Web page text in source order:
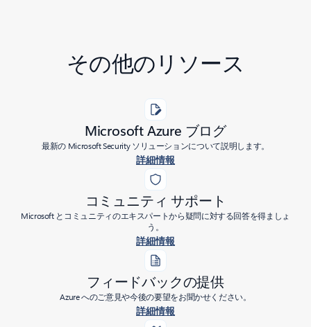
その他のリソース
Microsoft Azure ブログ
最新の Microsoft Security ソリューションについて説明します。
詳細情報
コミュニティ サポート
Microsoft とコミュニティのエキスパートから疑問に対する回答を得ましょ
う。
詳細情報
フィードバックの提供
Azure へのご意見や今後の要望をお聞かせください。
詳細情報